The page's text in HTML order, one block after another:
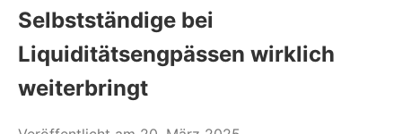
Selbstständige bei
Liquiditätsengpässen wirklich
weiterbringt